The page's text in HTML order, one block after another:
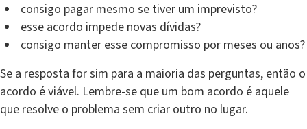
consigo pagar mesmo se tiver um imprevisto?
esse acordo impede novas dívidas?
consigo manter esse compromisso por meses ou anos?
Se a resposta for sim para a maioria das perguntas, então o
acordo é viável. Lembre-se que um bom acordo é aquele
que resolve o problema sem criar outro no lugar.